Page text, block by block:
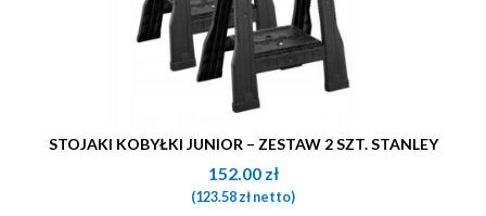
STOJAKI KOBYŁKI JUNIOR – ZESTAW 2 SZT. STANLEY
152.00 zł
(123.58złnetto)